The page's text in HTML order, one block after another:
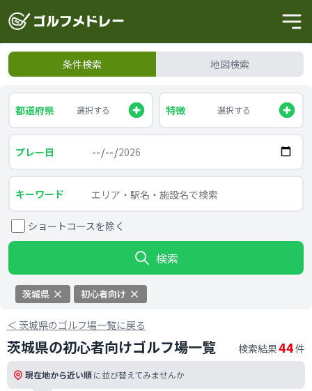
条件検索 地図検索
都道府県 選択する 特徴 選択する
プレー日
キーワード
ショートコースを除く
検索
茨城県 初心者向け
＜ 茨城県のゴルフ場一覧に戻る
茨城県の初心者向けゴルフ場一覧 検索結果44件
現在地から近い順に並び替えてみませんか